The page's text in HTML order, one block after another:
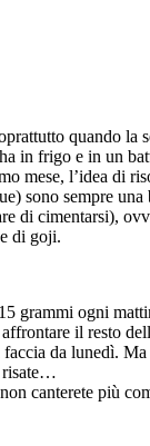
quando
in frigo e in un
l’idea di
sono sempre una
cimentarsi),
di goji.
grammi ogni
il resto
da lunedì.
risate…
canterete più